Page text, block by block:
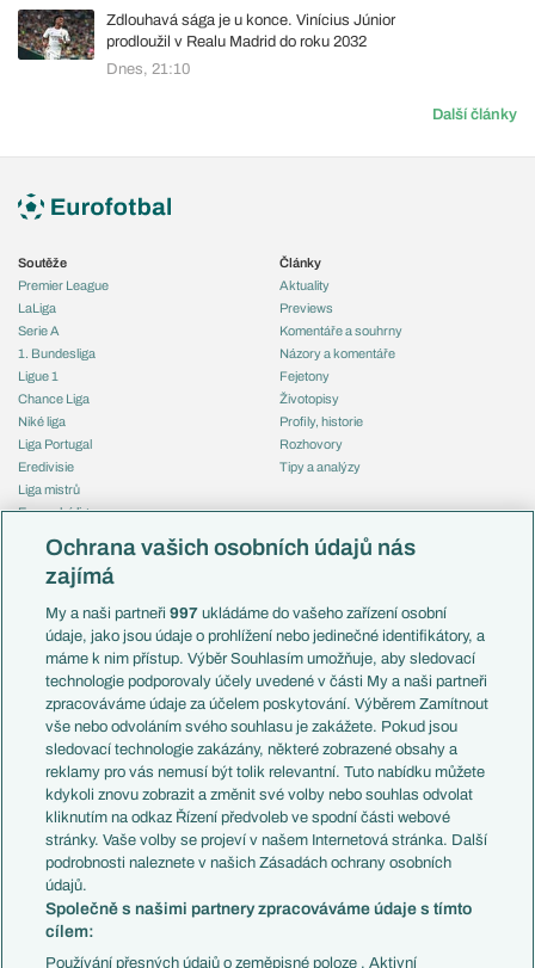
Zdlouhavá sága je u konce. Vinícius Júnior
prodloužil v Realu Madrid do roku 2032
Dnes, 21:10
Další články
Soutěže
Premier League
LaLiga
Serie A
1. Bundesliga
Ligue 1
Chance Liga
Niké liga
Liga Portugal
Eredivisie
Liga mistrů
Evropská liga
Mistrovství světa
Liga národů
Témata
Představení týmů MS
EuroSkauting
PL v kostce
Evropské koeficienty
Přestupy
Přestupové spekulace
Zranění
Kluby
Arsenal FC
Chelsea FC
Manchester United
AC Milán
Juventus FC
Články
Aktuality
Previews
Komentáře a souhrny
Názory a komentáře
Fejetony
Životopisy
Profily, historie
Rozhovory
Tipy a analýzy
Česko
Francie
Itálie
Německo
Španělsko
Argentina
Brazílie
Přestupy
Zápasy
Livescore
Tipovací soutěž
Ochrana vašich osobních údajů nás
zajímá
My a naši partneři997 ukládáme do vašeho zařízení osobní
údaje, jako jsou údaje o prohlížení nebo jedinečné identifikátory, a
máme k nim přístup. Výběr Souhlasím umožňuje, aby sledovací
technologie podporovaly účely uvedené v části My a naši partneři
zpracováváme údaje za účelem poskytování. Výběrem Zamítnout
vše nebo odvoláním svého souhlasu je zakážete. Pokud jsou
sledovací technologie zakázány, některé zobrazené obsahy a
reklamy pro vás nemusí být tolik relevantní. Tuto nabídku můžete
kdykoli znovu zobrazit a změnit své volby nebo souhlas odvolat
kliknutím na odkaz Řízení předvoleb ve spodní části webové
stránky. Vaše volby se projeví v našem Internetová stránka. Další
podrobnosti naleznete v našich Zásadách ochrany osobních
údajů.
Společně s našimi partnery zpracováváme údaje s tímto
cílem:
Používání přesných údajů o zeměpisné poloze . Aktivní